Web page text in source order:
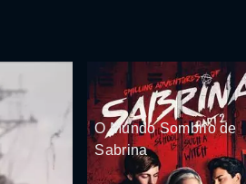
O Mundo Sombrio de
Sabrina